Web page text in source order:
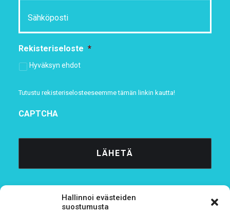
Hallinnoi evästeiden
suostumusta
Rekisteriseloste *
Hyväksyn ehdot
Tutustu rekisteriselosteeseemmetämän linkin kautta!
CAPTCHA